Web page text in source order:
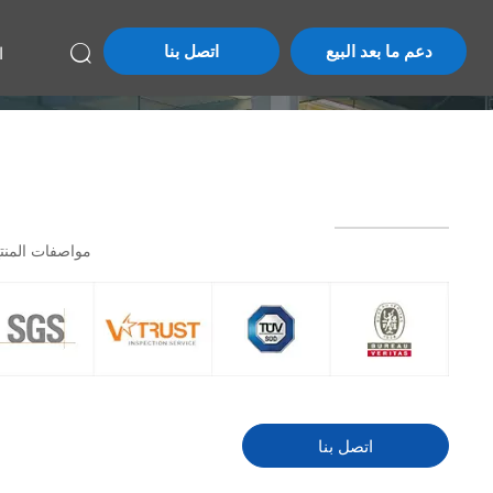
 اتصل بنا دعم ما بعد البيع
مواصفات
اتصل بنا